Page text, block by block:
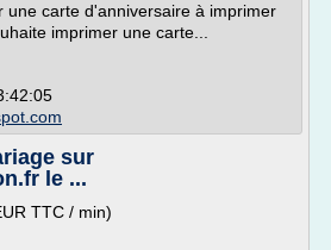
une carte d'anniversaire à imprimer
imprimer une carte...
sur
le ...
TTC / min)